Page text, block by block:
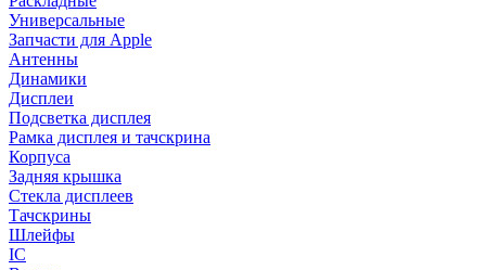
Универсальные
Запчасти для Apple
Антенны
Динамики
Дисплеи
Подсветка дисплея
Рамка дисплея и тачскрина
Корпуса
Задняя крышка
Стекла дисплеев
Тачскрины
Шлейфы
IC